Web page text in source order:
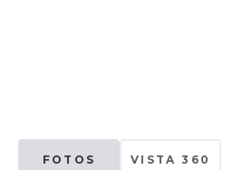
FOTOS VISTA 360